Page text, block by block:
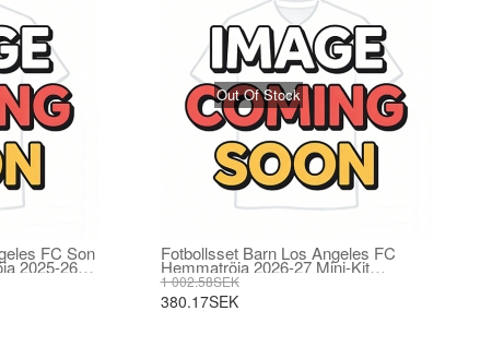
FC Son
2025-26
byxor)
Out Of Stock
Fotbollsset Barn Los Angeles FC
Hemmatröja 2026-27 Mini-Kit
Kortärmad (+ korta byxor)
1 002.58SEK
380.17SEK